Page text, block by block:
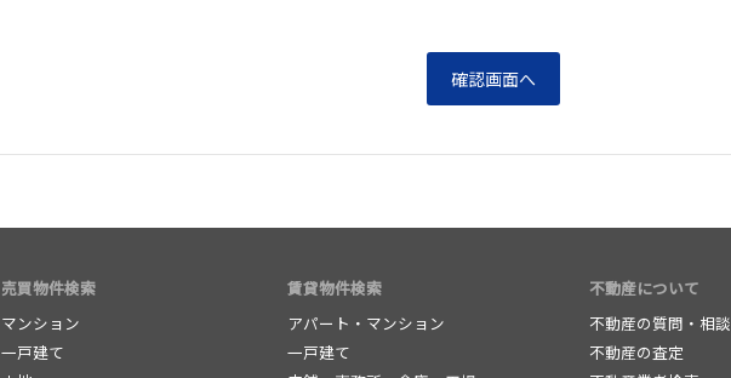
売買物件検索
マンション
一戸建て
賃貸物件検索
アパート・マンション
一戸建て
不動産について
不動産の質問・相談
不動産の査定